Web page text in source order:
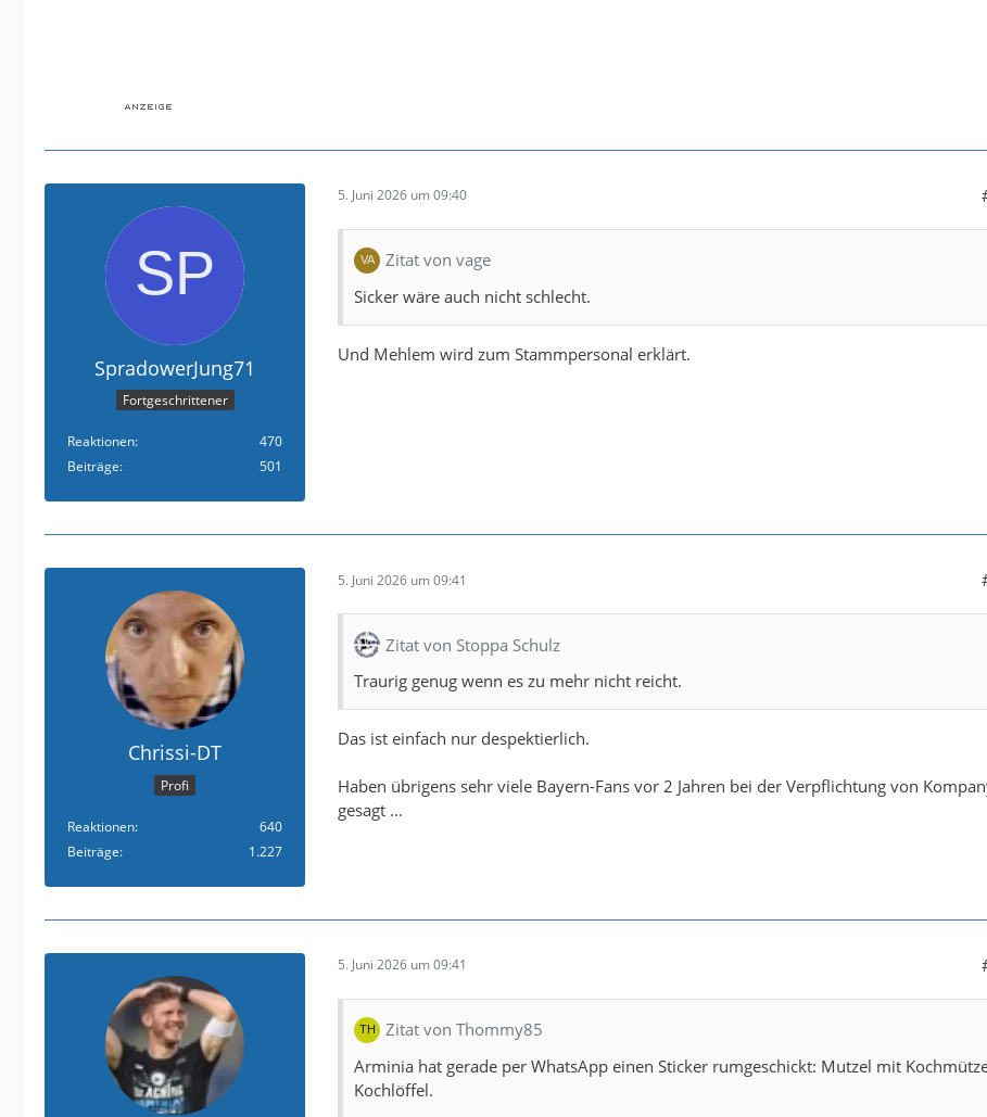
SpradowerJung71
Fortgeschrittener
Reaktionen
470
Beiträge
501
5. Juni 2026 um 09:40
Zitat von vage
Sicker wäre auch nicht schlecht.
Und Mehlem wird zum Stammpersonal erklärt.
Chrissi-DT
Profi
Reaktionen
640
Beiträge
1.227
5. Juni 2026 um 09:41
Zitat von Stoppa Schulz
Traurig genug wenn es zu mehr nicht reicht.
Das ist einfach nur despektierlich.
Haben übrigens sehr viele Bayern-Fans vor 2 Jahren bei der Verpflichtung von
gesagt ...
5. Juni 2026 um 09:41
Zitat von Thommy85
Arminia hat gerade per WhatsApp einen Sticker rumgeschickt: Mutzel mit
Kochlöffel.